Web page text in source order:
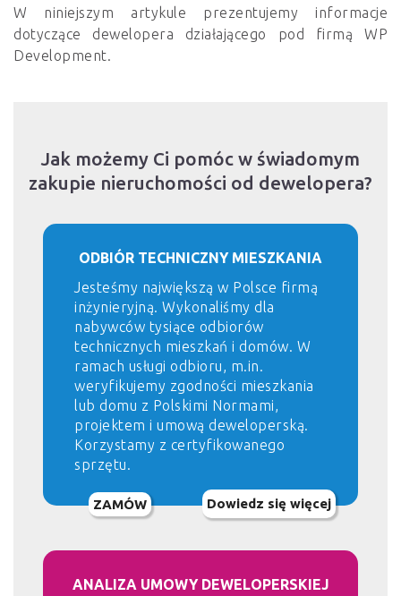
W niniejszym artykule prezentujemy informacje
dotyczące dewelopera działającego pod firmą WP
Development.
Jak możemy Ci pomóc w świadomym
zakupie nieruchomości od dewelopera?
ODBIÓR TECHNICZNY MIESZKANIA
Jesteśmy największą w Polsce firmą
inżynieryjną. Wykonaliśmy dla
nabywców tysiące odbiorów
technicznych mieszkań i domów. W
ramach usługi odbioru, m.in.
weryfikujemy zgodności mieszkania
lub domu z Polskimi Normami,
projektem i umową deweloperską.
Korzystamy z certyfikowanego
sprzętu.
ZAMÓW Dowiedz się więcej
ANALIZA UMOWY DEWELOPERSKIEJ